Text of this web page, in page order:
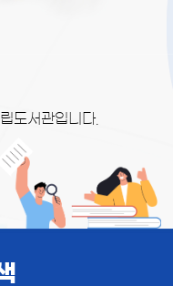
도서관입니다.